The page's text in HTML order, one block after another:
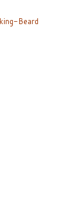
Beard